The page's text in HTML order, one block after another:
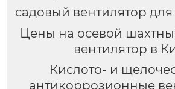
садовый вентилятор для
Цены на осевой
вентилятор в
Кислото- и
антикоррозионные